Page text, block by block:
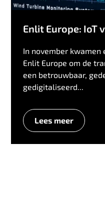
Enlit Europe: IoT
In november kwamen
Enlit Europe om de
een betrouwbaar,
gedigitaliseerd...
Lees meer